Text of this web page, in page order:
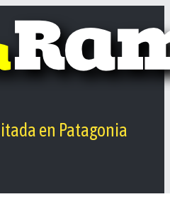
en Patagonia